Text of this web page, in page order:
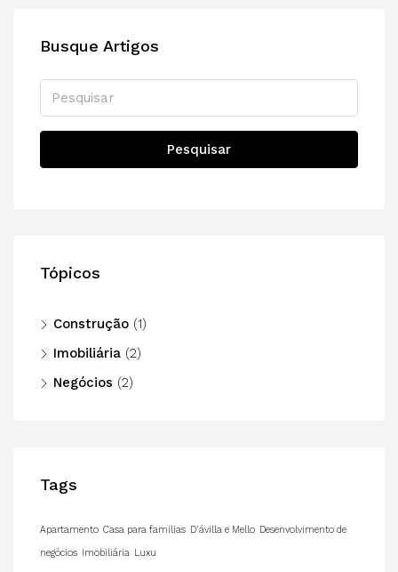
Busque Artigos
Pesquisar
Tópicos
Construção (1)
Imobiliária (2)
Negócios (2)
Tags
Apartamento Casa para famílias D'ávilla e Mello Desenvolvimento de
negócios Imobiliária Luxu